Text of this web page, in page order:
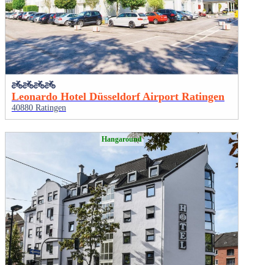
Leonardo Hotel Düsseldorf Airport Ratingen
40880 Ratingen
Hangaround